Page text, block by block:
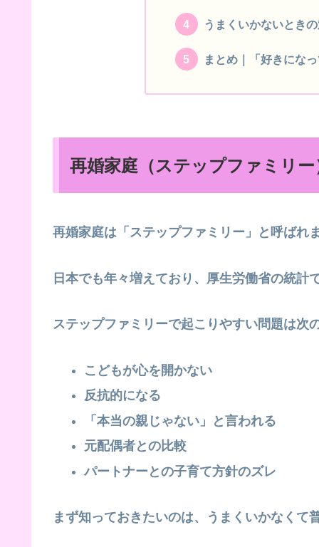
うまくいかないとき
まとめ｜「好きにな
再婚家庭（ステップファミリ
再婚家庭は「ステップファミリー」と呼ばれ
日本でも年々増えており、厚生労働省の統計
ステップファミリーで起こりやすい問題は次
こどもが心を開かない
反抗的になる
「本当の親じゃない」と言われる
元配偶者との比較
パートナーとの子育て方針のズレ
まず知っておきたいのは、 うまくいかなくて